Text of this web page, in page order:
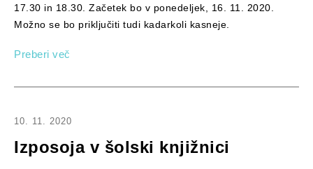
17.30 in 18.30. Začetek bo v ponedeljek, 16. 11. 2020.
Možno se bo priključiti tudi kadarkoli kasneje.
Preberi več
10. 11. 2020
Izposoja v šolski knjižnici